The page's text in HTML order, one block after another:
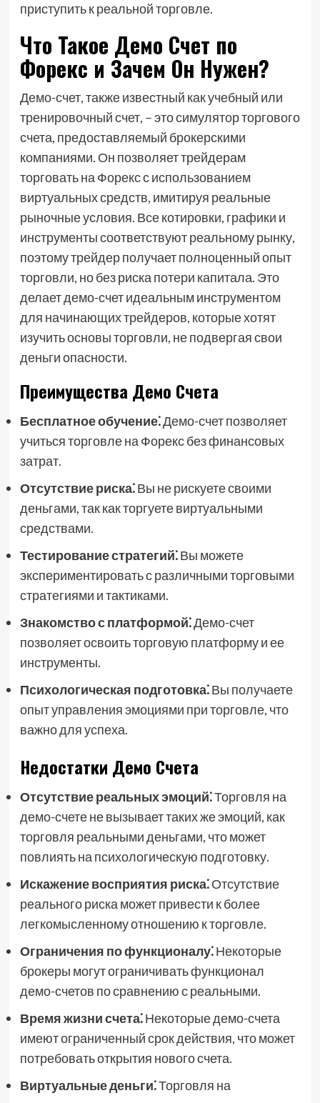
приступить к реальной торговле.
Что Такое Демо Счет по
Форекс и Зачем Он Нужен?
Демо-счет, также известный как учебный или
тренировочный счет, – это симулятор торгового
счета, предоставляемый брокерскими
компаниями. Он позволяет трейдерам
торговать на Форекс с использованием
виртуальных средств, имитируя реальные
рыночные условия. Все котировки, графики и
инструменты соответствуют реальному рынку,
поэтому трейдер получает полноценный опыт
торговли, но без риска потери капитала. Это
делает демо-счет идеальным инструментом
для начинающих трейдеров, которые хотят
изучить основы торговли, не подвергая свои
деньги опасности.
Преимущества Демо Счета
Бесплатное обучение⁚Демо-счет позволяет
учиться торговле на Форекс без финансовых
затрат.
Отсутствие риска⁚Вы не рискуете своими
деньгами, так как торгуете виртуальными
средствами.
Тестирование стратегий⁚Вы можете
экспериментировать с различными торговыми
стратегиями и тактиками.
Знакомство с платформой⁚Демо-счет
позволяет освоить торговую платформу и ее
инструменты.
Психологическая подготовка⁚Вы получаете
опыт управления эмоциями при торговле, что
важно для успеха.
Недостатки Демо Счета
Отсутствие реальных эмоций⁚Торговля на
демо-счете не вызывает таких же эмоций, как
торговля реальными деньгами, что может
повлиять на психологическую подготовку.
Искажение восприятия риска⁚Отсутствие
реального риска может привести к более
легкомысленному отношению к торговле.
Ограничения по функционалу⁚Некоторые
брокеры могут ограничивать функционал
демо-счетов по сравнению с реальными.
Время жизни счета⁚Некоторые демо-счета
имеют ограниченный срок действия, что может
потребовать открытия нового счета.
Виртуальные деньги⁚Торговля на